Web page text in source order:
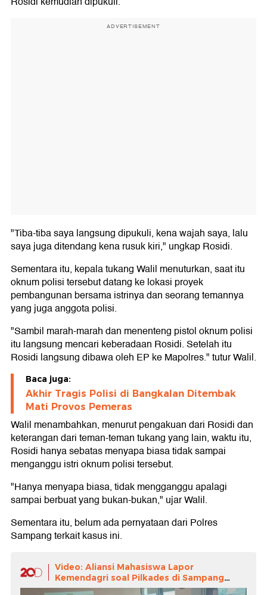
ADVERTISEMENT
"Tiba-tiba saya langsung dipukuli, kena wajah saya, lalu
saya juga ditendang kena rusuk kiri," ungkap Rosidi.
Sementara itu, kepala tukang Walil menuturkan, saat itu
oknum polisi tersebut datang ke lokasi proyek
pembangunan bersama istrinya dan seorang temannya
yang juga anggota polisi.
"Sambil marah-marah dan menenteng pistol oknum polisi
itu langsung mencari keberadaan Rosidi. Setelah itu
Rosidi langsung dibawa oleh EP ke Mapolres." tutur Walil.
Baca juga:
Akhir Tragis Polisi di Bangkalan Ditembak
Mati Provos Pemeras
Walil menambahkan, menurut pengakuan dari Rosidi dan
keterangan dari teman-teman tukang yang lain, waktu itu,
Rosidi hanya sebatas menyapa biasa tidak sampai
menganggu istri oknum polisi tersebut.
"Hanya menyapa biasa, tidak mengganggu apalagi
sampai berbuat yang bukan-bukan," ujar Walil.
Sementara itu, belum ada pernyataan dari Polres
Sampang terkait kasus ini.
Video: Aliansi Mahasiswa Lapor
Kemendagri soal Pilkades di Sampang
yang Tertunda